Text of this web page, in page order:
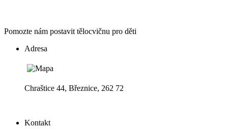
Pomozte nám postavit tělocvičnu pro děti
Adresa
Chraštice 44, Březnice, 262 72
Kontakt